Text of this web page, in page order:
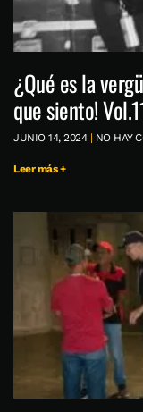
¿Qué es la
que siento!
JUNIO 14, 2024 NO HAY
Leer más +